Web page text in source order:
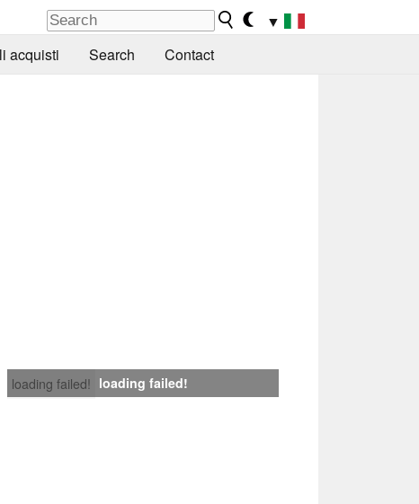
▼
acquisti Search Contact
loading failed! loading failed!